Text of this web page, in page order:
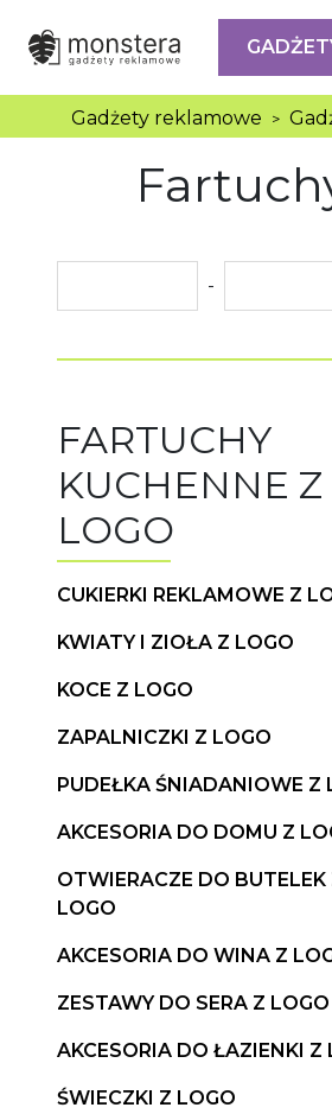
Gadżety reklamowe >
-
FARTUCHY
KUCHENNE Z
LOGO
CUKIERKI REKLAMOWE Z
KWIATY I ZIOŁA Z LOGO
KOCE Z LOGO
ZAPALNICZKI Z LOGO
PUDEŁKA ŚNIADANIOWE Z
AKCESORIA DO DOMU Z
OTWIERACZE DO BUTELEK
LOGO
AKCESORIA DO WINA Z
ZESTAWY DO SERA Z LOGO
AKCESORIA DO ŁAZIENKI Z
ŚWIECZKI Z LOGO